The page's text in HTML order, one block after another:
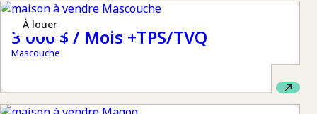
à louer
3 000 $ / Mois +TPS/TVQ
Mascouche